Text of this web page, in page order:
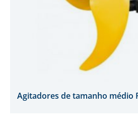
Agitadores de tamanho médio